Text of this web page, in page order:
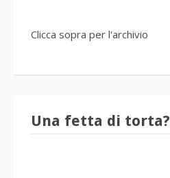
Clicca sopra per l'archivio
Una fetta di torta?